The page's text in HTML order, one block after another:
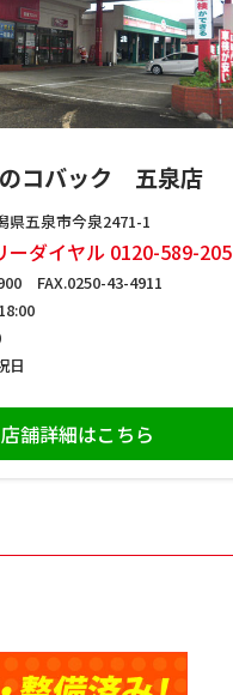
コバック 五泉店
県五泉市今泉2471-1
ーダイヤル 0120-589-205
FAX.0250-43-4911
日
店舗詳細はこちら